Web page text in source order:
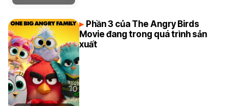
Phần 3 của The Angry Birds
Movie đang trong quá trình sản
xuất